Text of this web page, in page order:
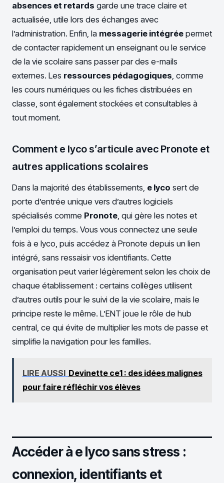
absences et retards garde une trace claire et
actualisée, utile lors des échanges avec
l’administration. Enfin, la messagerie intégrée permet
de contacter rapidement un enseignant ou le service
de la vie scolaire sans passer par des e-mails
externes. Les ressources pédagogiques, comme
les cours numériques ou les fiches distribuées en
classe, sont également stockées et consultables à
tout moment.
Comment e lyco s’articule avec Pronote et
autres applications scolaires
Dans la majorité des établissements, e lyco sert de
porte d’entrée unique vers d’autres logiciels
spécialisés comme Pronote, qui gère les notes et
l’emploi du temps. Vous vous connectez une seule
fois à e lyco, puis accédez à Pronote depuis un lien
intégré, sans ressaisir vos identifiants. Cette
organisation peut varier légèrement selon les choix de
chaque établissement : certains collèges utilisent
d’autres outils pour le suivi de la vie scolaire, mais le
principe reste le même. L’ENT joue le rôle de hub
central, ce qui évite de multiplier les mots de passe et
simplifie la navigation pour les familles.
LIRE AUSSI Devinette ce1 : des idées malignes
pour faire réfléchir vos élèves
Accéder à e lyco sans stress :
connexion, identifiants et